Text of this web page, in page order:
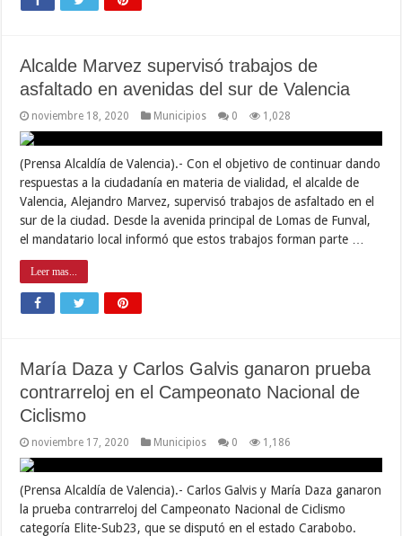
Alcalde Marvez supervisó trabajos de
asfaltado en avenidas del sur de Valencia
noviembre 18, 2020 Municipios 0 1,028
(Prensa Alcaldía de Valencia).- Con el objetivo de continuar dando
respuestas a la ciudadanía en materia de vialidad, el alcalde de
Valencia, Alejandro Marvez, supervisó trabajos de asfaltado en el
sur de la ciudad. Desde la avenida principal de Lomas de Funval,
el mandatario local informó que estos trabajos forman parte …
Leer mas...
María Daza y Carlos Galvis ganaron prueba
contrarreloj en el Campeonato Nacional de
Ciclismo
noviembre 17, 2020 Municipios 0 1,186
(Prensa Alcaldía de Valencia).- Carlos Galvis y María Daza ganaron
la prueba contrarreloj del Campeonato Nacional de Ciclismo
categoría Elite-Sub23, que se disputó en el estado Carabobo.